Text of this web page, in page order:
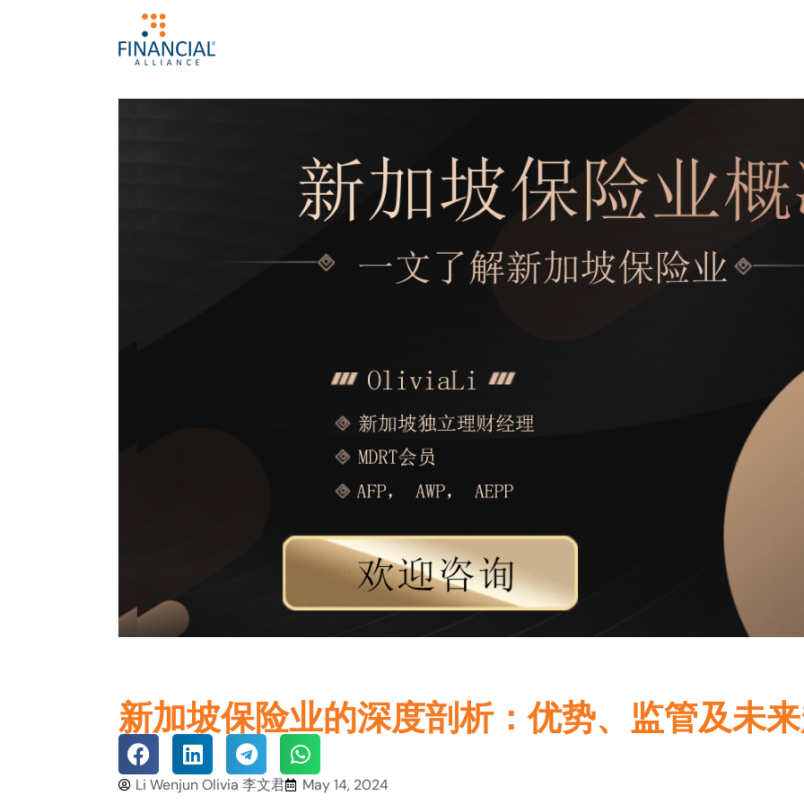
新加坡保险业的深度剖析：优势、监管及未
Li Wenjun Olivia 李文君 May 14, 2024